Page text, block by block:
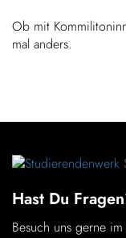
Ob mit
mal anders.
Hast Du
Besuch uns gerne